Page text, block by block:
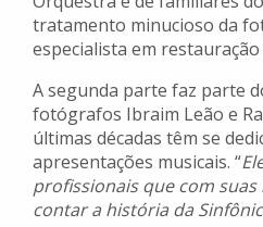
tratamento minucioso da
especialista em restauração
A segunda parte faz parte
fotógrafos Ibraim Leão e
últimas décadas têm se
apresentações musicais. “
profissionais que com
contar a história da